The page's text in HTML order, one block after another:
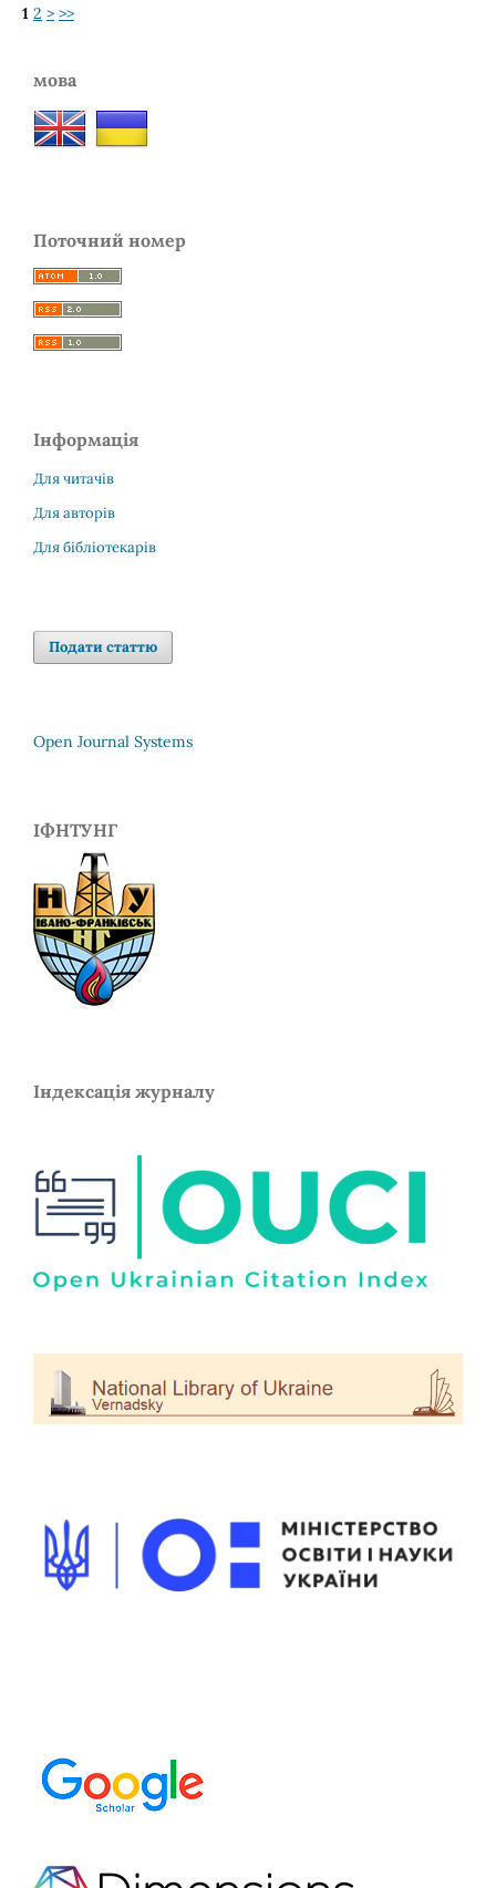
1 2 > >>
мова
Поточний номер
Інформація
Для читачів
Для авторів
Для бібліотекарів
Подати статтю
Open Journal Systems
ІФНТУНГ
Індексація журналу